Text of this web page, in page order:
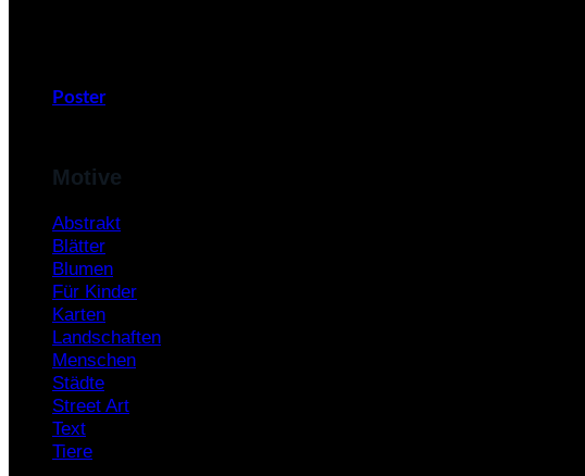
Poster
Motive
Abstrakt
Blätter
Blumen
Für Kinder
Karten
Landschaften
Menschen
Städte
Street Art
Text
Tiere